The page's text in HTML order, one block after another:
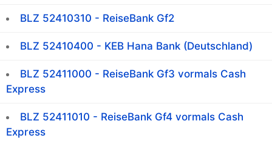
BLZ 52410310 - ReiseBank Gf2
BLZ 52410400 - KEB Hana Bank (Deutschland)
BLZ 52411000 - ReiseBank Gf3 vormals Cash
Express
BLZ 52411010 - ReiseBank Gf4 vormals Cash
Express